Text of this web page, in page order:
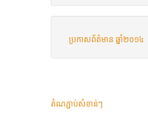
ប្រកាស​ព័ត៌មាន ឆ្នាំ​២០១៤
តំណភ្ជាប់សំខាន់ៗ